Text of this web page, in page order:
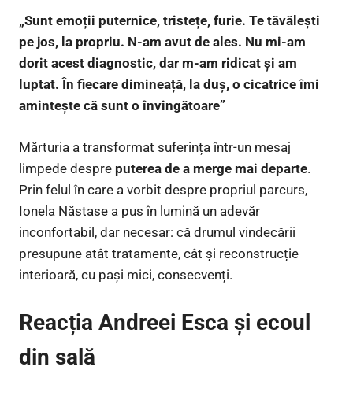
„Sunt emoții puternice, tristețe, furie. Te tăvălești
pe jos, la propriu. N-am avut de ales. Nu mi-am
dorit acest diagnostic, dar m-am ridicat și am
luptat. În fiecare dimineață, la duș, o cicatrice îmi
amintește că sunt o învingătoare”
Mărturia a transformat suferința într-un mesaj
limpede despre puterea de a merge mai departe.
Prin felul în care a vorbit despre propriul parcurs,
Ionela Năstase a pus în lumină un adevăr
inconfortabil, dar necesar: că drumul vindecării
presupune atât tratamente, cât și reconstrucție
interioară, cu pași mici, consecvenți.
Reacția Andreei Esca și ecoul
din sală